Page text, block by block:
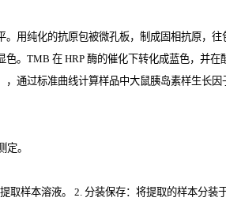
。用纯化的抗原包被微孔板，制成固相抗原，
色。 TMB 在 HRP 酶的催化下转化成蓝色，并在
，通过标准曲线计算样品中大鼠胰岛素样生长因
。
样本溶液。 2. 分装保存：将提取的样本分